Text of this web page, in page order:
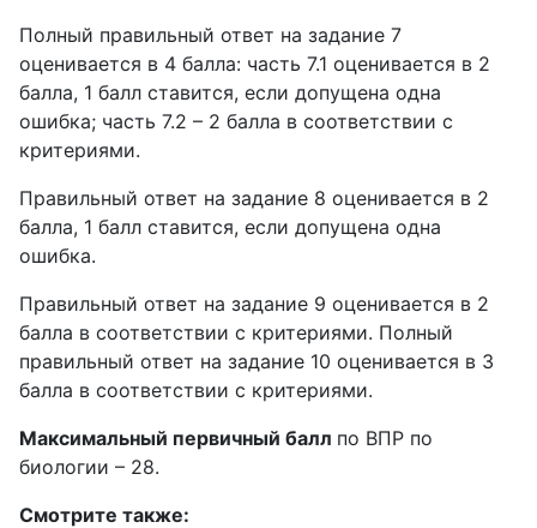
Полный правильный ответ на задание 7
оценивается в 4 балла: часть 7.1 оценивается в 2
балла, 1 балл ставится, если допущена одна
ошибка; часть 7.2 – 2 балла в соответствии с
критериями.
Правильный ответ на задание 8 оценивается в 2
балла, 1 балл ставится, если допущена одна
ошибка.
Правильный ответ на задание 9 оценивается в 2
балла в соответствии с критериями. Полный
правильный ответ на задание 10 оценивается в 3
балла в соответствии с критериями.
Максимальный первичный балл по ВПР по
биологии – 28.
Смотрите также: